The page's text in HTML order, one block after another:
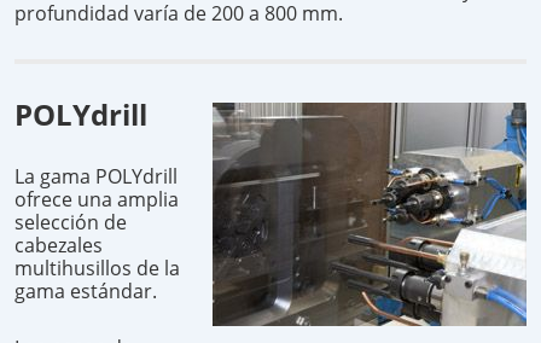
profundidad varía de 200 a 800 mm.
POLYdrill
La gama POLYdrill
ofrece una amplia
selección de
cabezales
multihusillos de la
gama estándar.